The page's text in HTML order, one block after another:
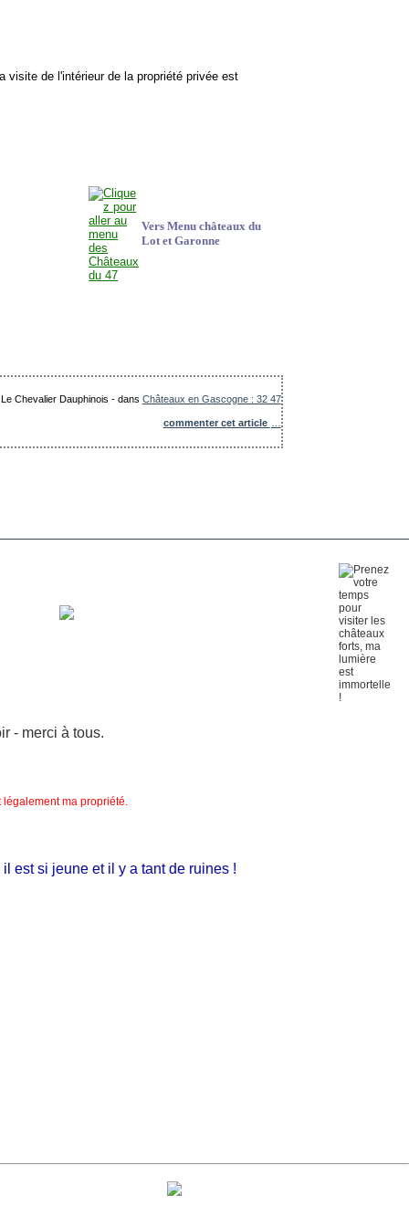
visite de l'intérieur de la propriété privée est
Vers Menu châteaux du
Lot et Garonne
Chevalier Dauphinois -dans Châteaux en Gascogne : 32 47
commenter cet article
- merci à tous.
légalement ma propriété.
si jeune et il y a tant de ruines !